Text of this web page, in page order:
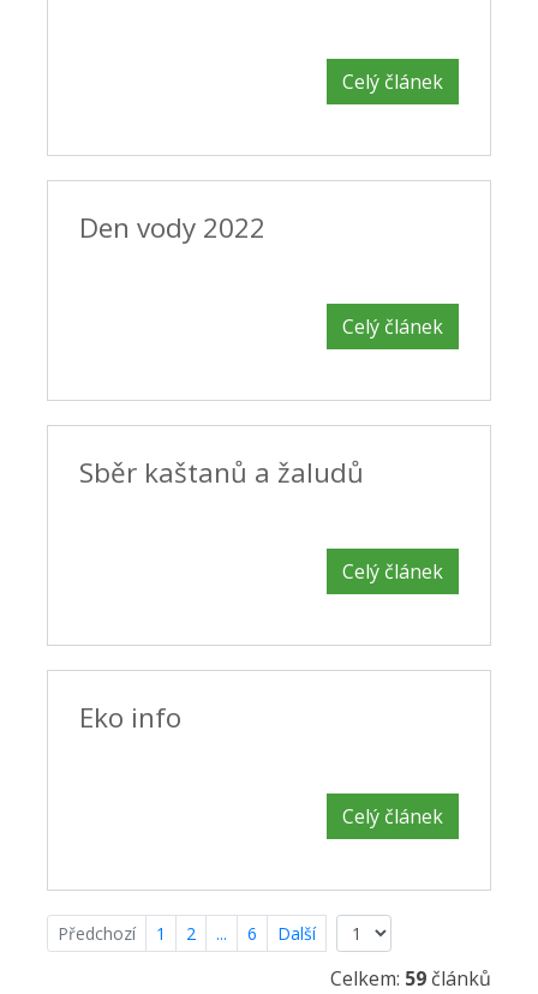
Celý článek
Den vody 2022
Celý článek
Sběr kaštanů a žaludů
Celý článek
Eko info
Celý článek
Předchozí 1 2 ... 6 Další
Celkem: 59 článků